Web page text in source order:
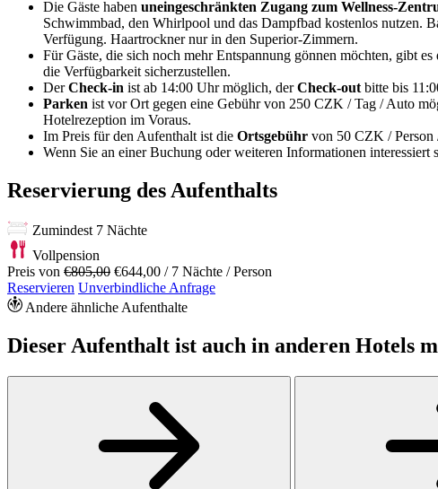
Die Gäste haben uneingeschränkten Zugang zum Wellness-
Schwimmbad, den Whirlpool und das Dampfbad kostenlos nutzen.
Verfügung. Haartrockner nur in den Superior-Zimmern.
Für Gäste, die sich noch mehr Entspannung gönnen möchten, gibt
die Verfügbarkeit sicherzustellen.
DerCheck-in ist ab 14:00 Uhr möglich, derCheck-out bitte bis
Parken ist vor Ort gegen eine Gebühr von 250 CZK / Tag / Auto
Hotelrezeption im Voraus.
Im Preis für den Aufenthalt ist die Ortsgebühr von 50 CZK / Person
Wenn Sie an einer Buchung oder weiteren Informationen
Reservierung des Aufenthalts
Zumindest 7 Nächte
Vollpension
Preis von €805,00 €644,00 / 7 Nächte / Person
Reservieren Unverbindliche Anfrage
Andere ähnliche Aufenthalte
Dieser Aufenthalt ist auch in anderen Hotels